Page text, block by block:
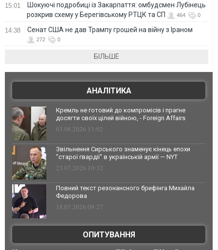
15:01
Шокуючі подробиці із Закарпаття: омбудсмен Лубінець
розкрив схему у Берегівському РТЦК та СП
464 0
14:38 Сенат США не дав Трампу грошей на війну з Іраном
272 0
БІЛЬШЕ
АНАЛІТИКА
Кремль не готовий до компромісів і прагне
досягти своїх цілей війною, - Foreign Affairs
03.08.2026 13:02
Звільнення Сирського знаменує кінець епохи
"старої гвардії" в українській армії — NYT
23.07.2026 10:32
Повний текст резонансного брифінга Михайла
Федорова
18.07.2026 09:27
ОПИТУВАННЯ